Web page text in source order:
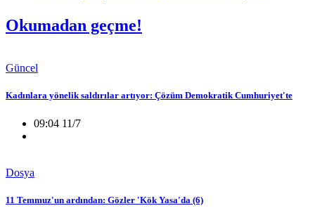
Okumadan geçme!
Güncel
Kadınlara yönelik saldırılar artıyor: Çözüm Demokratik Cumhuriyet'te
09:04 11/7
Dosya
11 Temmuz'un ardından: Gözler 'Kök Yasa'da (6)